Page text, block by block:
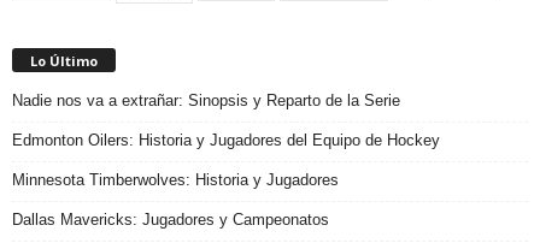
Lo Último
Nadie nos va a extrañar: Sinopsis y Reparto de la Serie
Edmonton Oilers: Historia y Jugadores del Equipo de Hockey
Minnesota Timberwolves: Historia y Jugadores
Dallas Mavericks: Jugadores y Campeonatos